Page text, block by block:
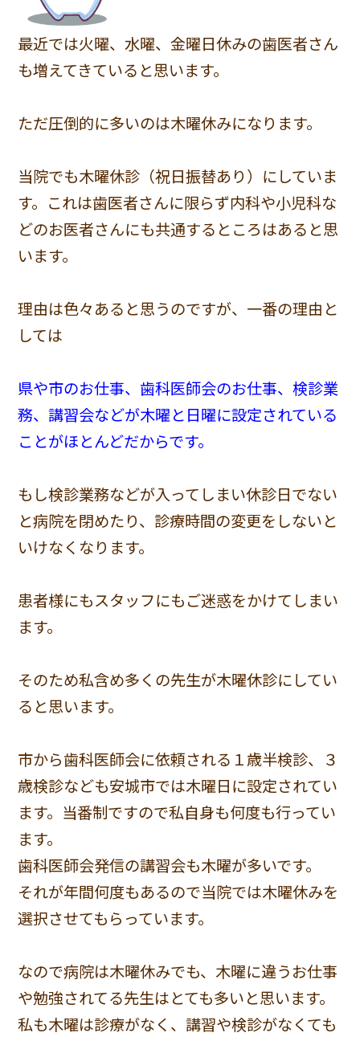
最近では火曜、水曜、金曜日休みの歯医者さん
も増えてきていると思います。
ただ圧倒的に多いのは木曜休みになります。
当院でも木曜休診（祝日振替あり）にしていま
す。これは歯医者さんに限らず内科や小児科な
どのお医者さんにも共通するところはあると思
います。
理由は色々あると思うのですが、一番の理由と
しては
県や市のお仕事、歯科医師会のお仕事、検診業
務、講習会などが木曜と日曜に設定されている
ことがほとんどだからです。
もし検診業務などが入ってしまい休診日でない
と病院を閉めたり、診療時間の変更をしないと
いけなくなります。
患者様にもスタッフにもご迷惑をかけてしまい
ます。
そのため私含め多くの先生が木曜休診にしてい
ると思います。
市から歯科医師会に依頼される１歳半検診、３
歳検診なども安城市では木曜日に設定されてい
ます。当番制ですので私自身も何度も行ってい
ます。
歯科医師会発信の講習会も木曜が多いです。
それが年間何度もあるので当院では木曜休みを
選択させてもらっています。
なので病院は木曜休みでも、木曜に違うお仕事
や勉強されてる先生はとても多いと思います。
私も木曜は診療がなく、講習や検診がなくても